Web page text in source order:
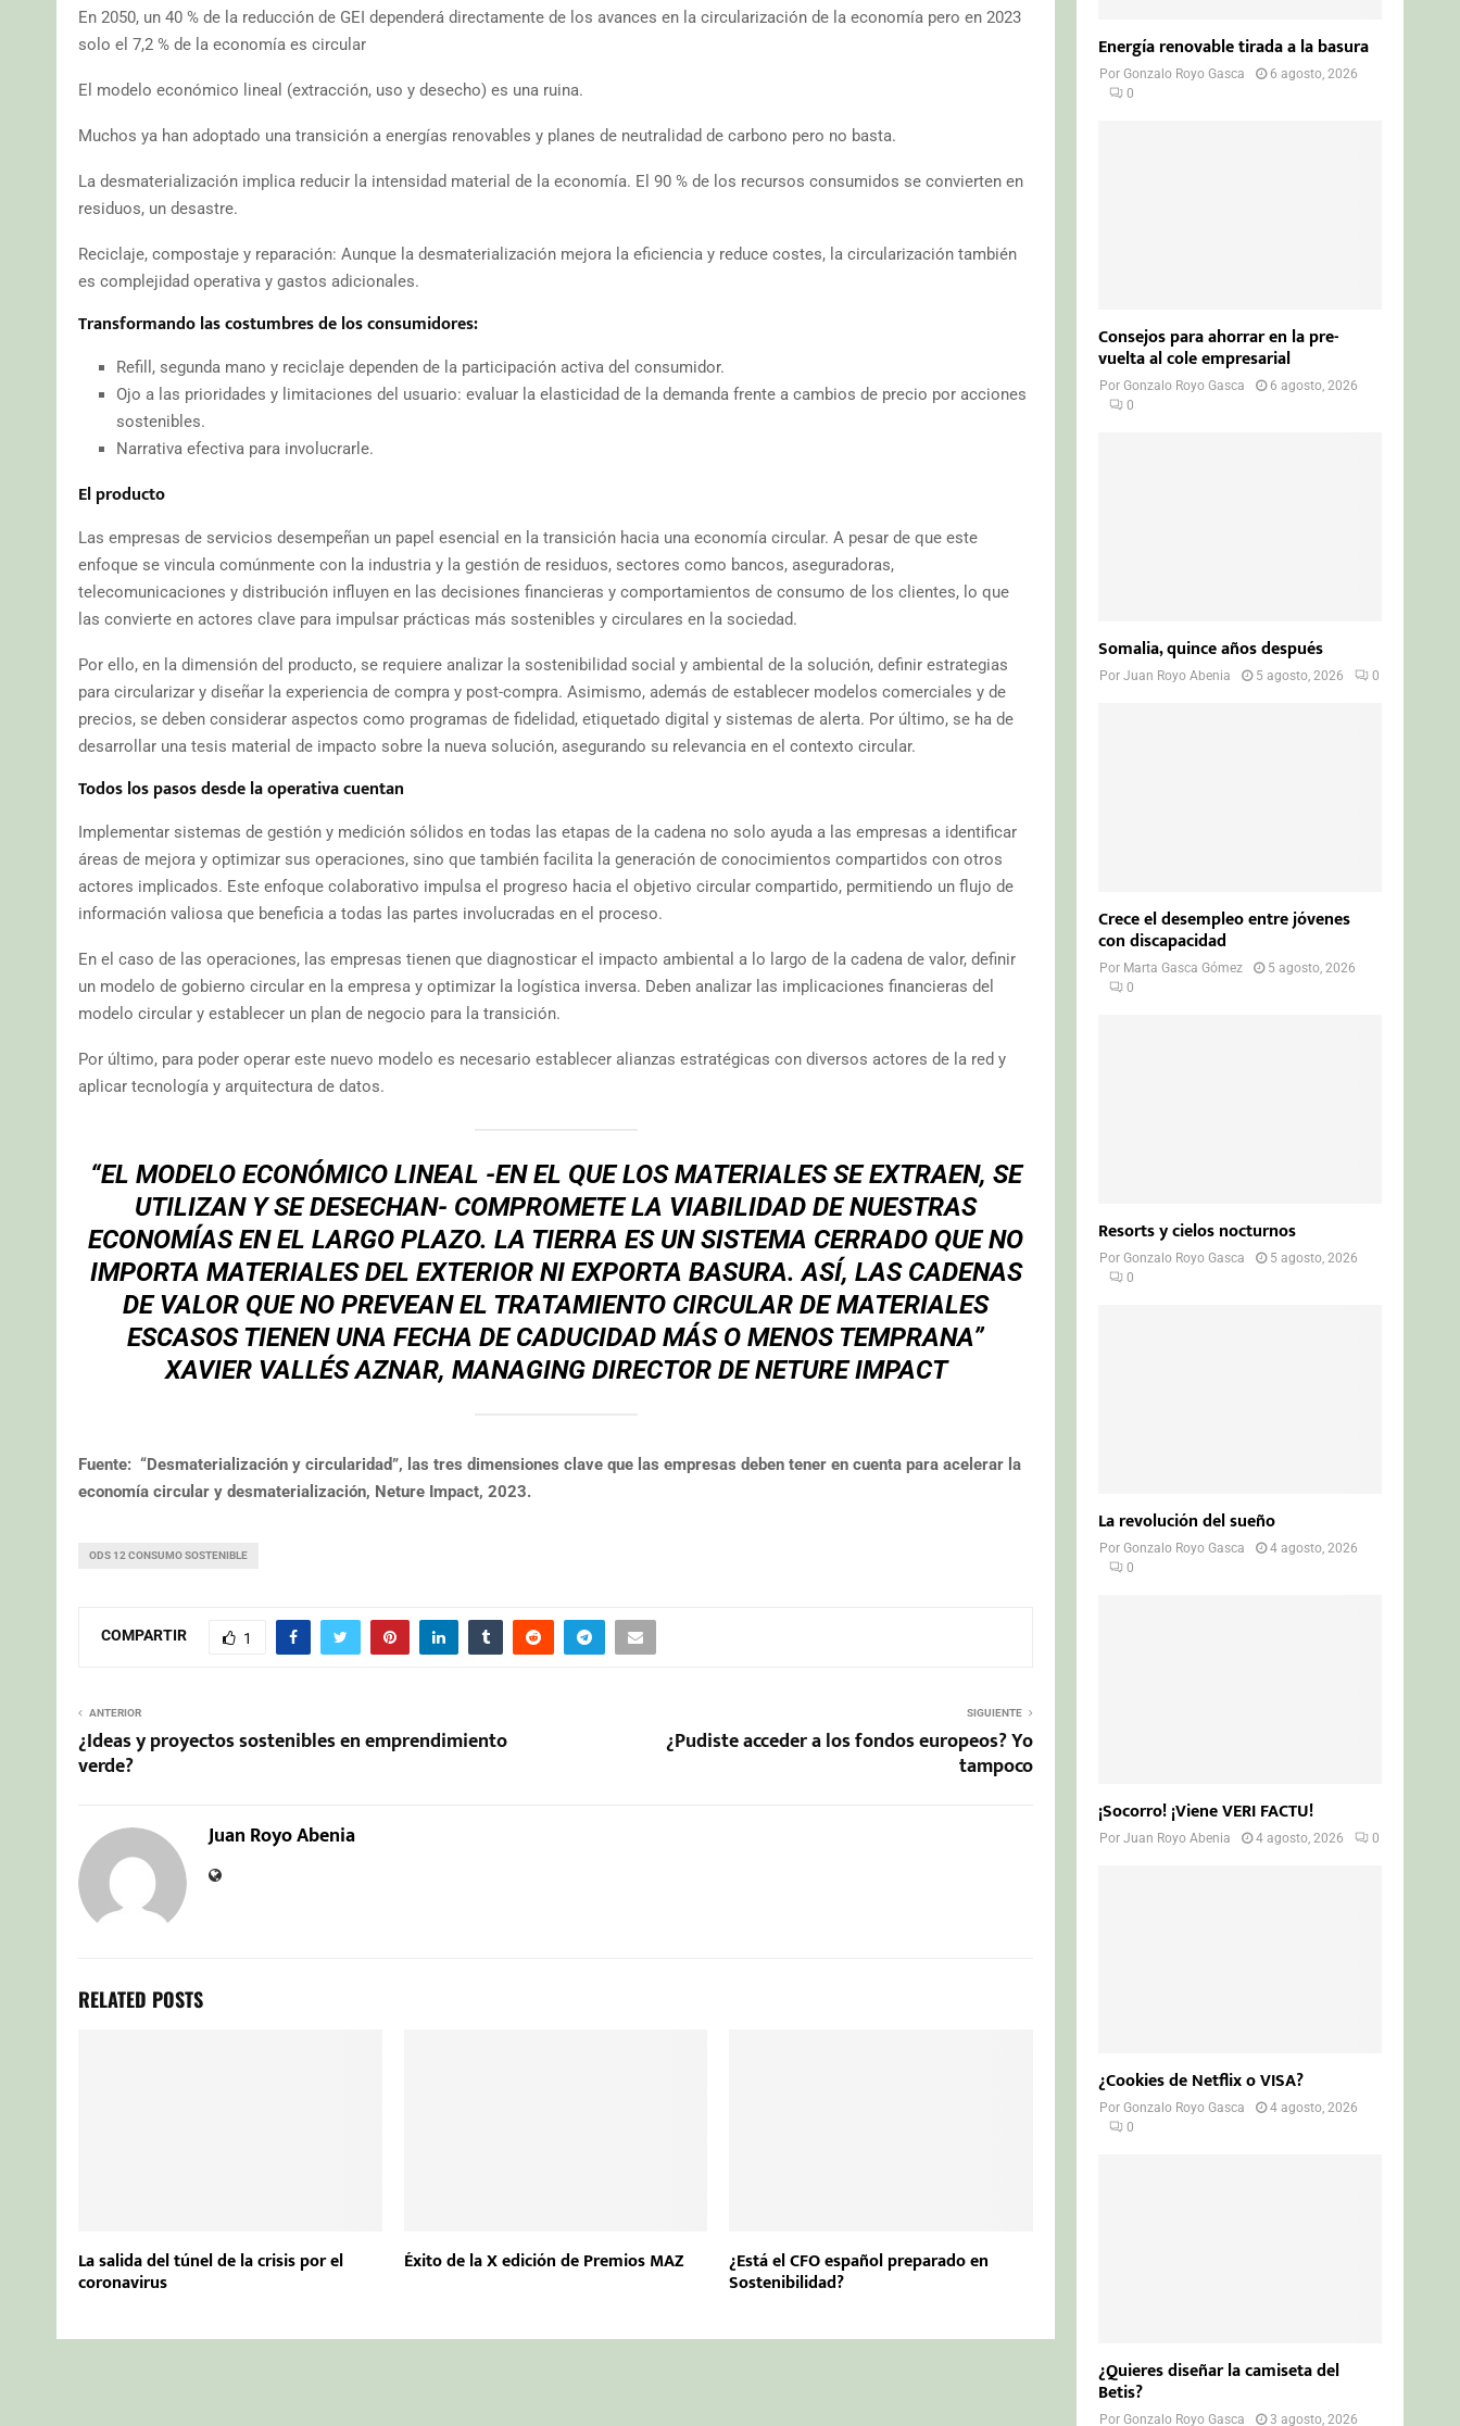
En 2050, un 40 % de la reducción de GEI dependerá directamente de los avances en la circularización de la economía pero en 2023
solo el 7,2 % de la economía es circular
El modelo económico lineal (extracción, uso y desecho) es una ruina.
Muchos ya han adoptado una transición a energías renovables y planes de neutralidad de carbono pero no basta.
La desmaterialización implica reducir la intensidad material de la economía. El 90 % de los recursos consumidos se convierten en
residuos, un desastre.
Reciclaje, compostaje y reparación: Aunque la desmaterialización mejora la eficiencia y reduce costes, la circularización también
es complejidad operativa y gastos adicionales.
Transformando las costumbres de los consumidores:
Refill, segunda mano y reciclaje dependen de la participación activa del consumidor.
Ojo a las prioridades y limitaciones del usuario: evaluar la elasticidad de la demanda frente a cambios de precio por acciones
sostenibles.
Narrativa efectiva para involucrarle.
El producto
Las empresas de servicios desempeñan un papel esencial en la transición hacia una economía circular. A pesar de que este
enfoque se vincula comúnmente con la industria y la gestión de residuos, sectores como bancos, aseguradoras,
telecomunicaciones y distribución influyen en las decisiones financieras y comportamientos de consumo de los clientes, lo que
las convierte en actores clave para impulsar prácticas más sostenibles y circulares en la sociedad.
Por ello, en la dimensión del producto, se requiere analizar la sostenibilidad social y ambiental de la solución, definir estrategias
para circularizar y diseñar la experiencia de compra y post-compra. Asimismo, además de establecer modelos comerciales y de
precios, se deben considerar aspectos como programas de fidelidad, etiquetado digital y sistemas de alerta. Por último, se ha de
desarrollar una tesis material de impacto sobre la nueva solución, asegurando su relevancia en el contexto circular.
Todos los pasos desde la operativa cuentan
Implementar sistemas de gestión y medición sólidos en todas las etapas de la cadena no solo ayuda a las empresas a identificar
áreas de mejora y optimizar sus operaciones, sino que también facilita la generación de conocimientos compartidos con otros
actores implicados. Este enfoque colaborativo impulsa el progreso hacia el objetivo circular compartido, permitiendo un flujo de
información valiosa que beneficia a todas las partes involucradas en el proceso.
En el caso de las operaciones, las empresas tienen que diagnosticar el impacto ambiental a lo largo de la cadena de valor, definir
un modelo de gobierno circular en la empresa y optimizar la logística inversa. Deben analizar las implicaciones financieras del
modelo circular y establecer un plan de negocio para la transición.
Por último, para poder operar este nuevo modelo es necesario establecer alianzas estratégicas con diversos actores de la red y
aplicar tecnología y arquitectura de datos.
“EL MODELO ECONÓMICO LINEAL -EN EL QUE LOS MATERIALES SE EXTRAEN, SE
UTILIZAN Y SE DESECHAN- COMPROMETE LA VIABILIDAD DE NUESTRAS
ECONOMÍAS EN EL LARGO PLAZO. LA TIERRA ES UN SISTEMA CERRADO QUE NO
IMPORTA MATERIALES DEL EXTERIOR NI EXPORTA BASURA. ASÍ, LAS CADENAS
DE VALOR QUE NO PREVEAN EL TRATAMIENTO CIRCULAR DE MATERIALES
ESCASOS TIENEN UNA FECHA DE CADUCIDAD MÁS O MENOS TEMPRANA”
XAVIER VALLÉS AZNAR, MANAGING DIRECTOR DE NETURE IMPACT
Fuente: “Desmaterialización y circularidad”, las tres dimensiones clave que las empresas deben tener en cuenta para acelerar la
economía circular y desmaterialización, Neture Impact, 2023.
ODS 12 CONSUMO SOSTENIBLE
COMPARTIR 1
ANTERIOR
¿Ideas y proyectos sostenibles en emprendimiento
verde?
SIGUIENTE
¿Pudiste acceder a los fondos europeos? Yo
tampoco
Juan Royo Abenia
RELATED POSTS
La salida del túnel de la crisis por el
coronavirus
Éxito de la X edición de Premios MAZ ¿Está el CFO español preparado en
Sostenibilidad?
Energía renovable tirada a la basura
PorGonzalo Royo Gasca
6 agosto, 2026
0
Consejos para ahorrar en la pre-
vuelta al cole empresarial
PorGonzalo Royo Gasca
6 agosto, 2026
0
Somalia, quince años después
PorJuan Royo Abenia 5 agosto, 2026 0
Crece el desempleo entre jóvenes
con discapacidad
Por Marta Gasca Gómez
5 agosto, 2026
0
Resorts y cielos nocturnos
PorGonzalo Royo Gasca
5 agosto, 2026
0
La revolución del sueño
PorGonzalo Royo Gasca
4 agosto, 2026
0
¡Socorro! ¡Viene VERI FACTU!
PorJuan Royo Abenia 4 agosto, 2026 0
¿Cookies de Netflix o VISA?
PorGonzalo Royo Gasca
4 agosto, 2026
0
¿Quieres diseñar la camiseta del
Betis?
PorGonzalo Royo Gasca 3 agosto, 2026